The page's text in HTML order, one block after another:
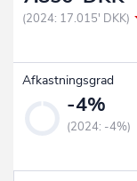
(2024: 17.015' DKK)
Afkastningsgrad
-4%
(2024: -4%)